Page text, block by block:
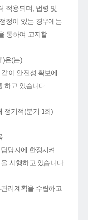
적용되며, 법령 및
정이 있는 경우에는
통하여 고지할
')은(는)
이 안전성 확보에
하고 있습니다.
정기적(분기 1회)
당자에 한정시켜
시행하고 있습니다.
리계획을 수립하고